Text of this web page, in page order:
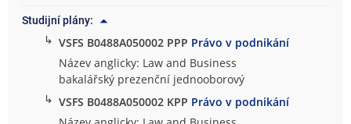
Studijní plány:
↳ VSFS B0488A050002 PPP Právo v podnikání
Název anglicky: Law and Business
bakalářský prezenční jednooborový
↳ VSFS B0488A050002 KPP Právo v podnikání